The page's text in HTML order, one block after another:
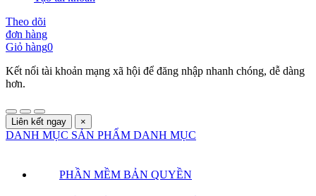
Theo dõi
đơn hàng
Giỏ hàng0
Kết nối tài khoản mạng xã hội để đăng nhập nhanh chóng, dễ dàng
hơn.
Liên kết ngay ×
DANH MỤC SẢN PHẨM DANH MỤC
PHẦN MỀM BẢN QUYỀN